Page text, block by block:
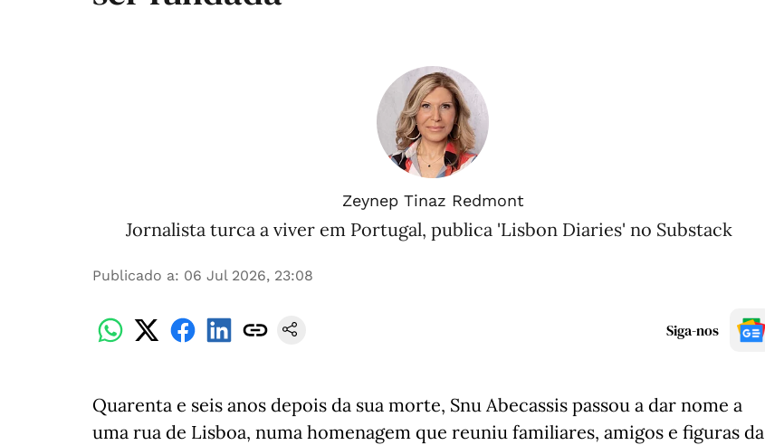
Zeynep Tinaz Redmont
Jornalista turca a viver em Portugal, publica 'Lisbon Diaries' no Substack
Publicado a: 06 Jul 2026, 23:08
Siga-nos
Quarenta e seis anos depois da sua morte, Snu Abecassis passou a dar nome a
uma rua de Lisboa, numa homenagem que reuniu familiares, amigos e figuras da